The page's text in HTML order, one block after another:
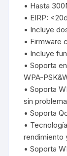
• Hasta
• EIRP:
• Incluye
• Firmware
• Incluye
• Soporta
WPA-
• Soporta
sin
• Soporta
•
rendimiento
• Soporta